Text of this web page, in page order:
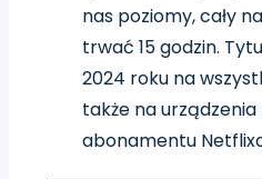
nas poziomy, cały
trwać 15 godzin.
2024 roku na
także na
abonamentu